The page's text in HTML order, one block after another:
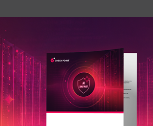
모델을 통해 조직은 클라우드
애플리케이션에는 악용 가능
의미합니다. 클라우드 보안
다.